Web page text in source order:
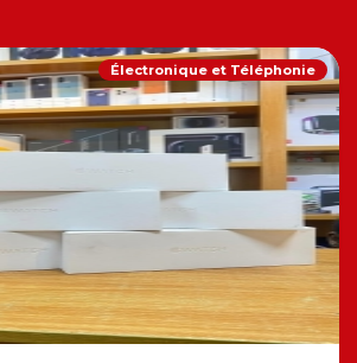
Électronique et Téléphonie